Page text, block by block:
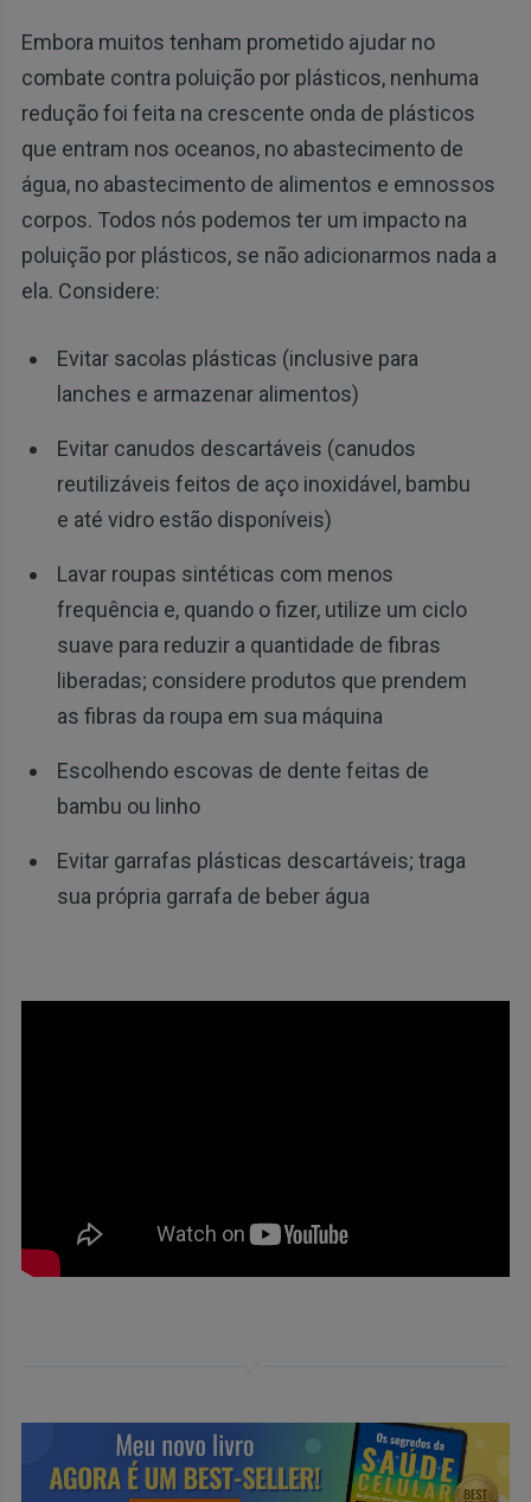
Embora muitos tenham prometido ajudar no
combate contra poluição por plásticos, nenhuma
redução foi feita na crescente onda de plásticos
que entram nos oceanos, no abastecimento de
água, no abastecimento de alimentos e emnossos
corpos. Todos nós podemos ter um impacto na
poluição por plásticos, se não adicionarmos nada a
ela. Considere:
Evitar sacolas plásticas (inclusive para
lanches e armazenar alimentos)
Evitar canudos descartáveis ​​(canudos
reutilizáveis ​​feitos de aço inoxidável, bambu
e até vidro estão disponíveis)
Lavar roupas sintéticas com menos
frequência e, quando o fizer, utilize um ciclo
suave para reduzir a quantidade de fibras
liberadas; considere produtos que prendem
as fibras da roupa em sua máquina
Escolhendo escovas de dente feitas de
bambu ou linho
Evitar garrafas plásticas descartáveis; traga
sua própria garrafa de beber água